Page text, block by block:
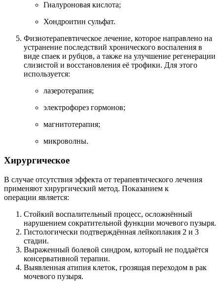
Гиалуроновая кислота;
Хондроитин сульфат.
Физиотерапевтическое лечение, которое направлено на
устранение последствий хронического воспаления в
виде спаек и рубцов, а также на улучшение регенерации
слизистой и восстановления её трофики. Для этого
используется:
лазеротерапия;
электрофорез гормонов;
магнитотерапия;
микроволны.
Хирургическое
В случае отсутствия эффекта от терапевтического лечения
применяют хирургический метод. Показанием к
операции является:
Стойкий воспалительный процесс, осложнённый
нарушением сократительной функции мочевого пузыря.
Гистологически подтверждённая лейкоплакия 2 и 3
стадии.
Выраженный болевой синдром, который не поддаётся
консервативной терапии.
Выявленная атипия клеток, грозящая переходом в рак
мочевого пузыря.